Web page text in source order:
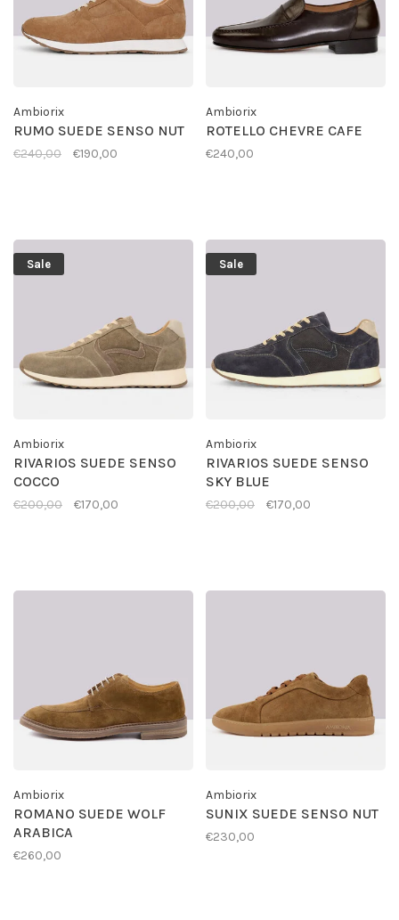
Ambiorix
RUMO SUEDE SENSO NUT
€240,00 €190,00
Ambiorix
ROTELLO CHEVRE CAFE
€240,00
Sale
Ambiorix
RIVARIOS SUEDE SENSO
COCCO
€200,00 €170,00
Sale
Ambiorix
RIVARIOS SUEDE SENSO
SKY BLUE
€200,00 €170,00
Ambiorix
ROMANO SUEDE WOLF
ARABICA
€260,00
Ambiorix
SUNIX SUEDE SENSO NUT
€230,00